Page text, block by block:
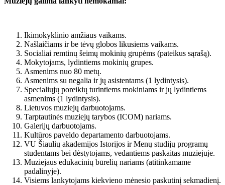
Ikimokyklinio amžiaus vaikams.
Našlaičiams ir be tėvų globos likusiems vaikams.
Socialiai remtinų šeimų mokinių grupėms (pateikus sąrašą).
Mokytojams, lydintiems mokinių grupes.
Asmenims nuo 80 metų.
Asmenims su negalia ir jų asistentams (1 lydintysis).
Specialiųjų poreikių turintiems mokiniams ir jų lydintiems
asmenims (1 lydintysis).
Lietuvos muziejų darbuotojams.
Tarptautinės muziejų tarybos (ICOM) nariams.
Galerijų darbuotojams.
Kultūros paveldo departamento darbuotojams.
VU Šiaulių akademijos Istorijos ir Menų studijų programų
studentams bei dėstytojams, vedantiems paskaitas muziejuje.
Muziejaus edukacinių būrelių nariams (atitinkamame
padalinyje).
Visiems lankytojams kiekvieno mėnesio paskutinį sekmadienį.